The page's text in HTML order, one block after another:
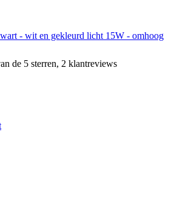
- wit en gekleurd licht 15W - omhoog
de 5 sterren, 2 klantreviews